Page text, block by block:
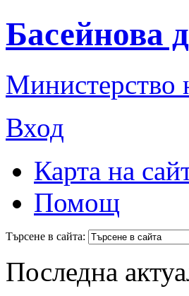
Басейнова
Министерство
Вход
Карта на
Помощ
Търсене в сайта:
Последна